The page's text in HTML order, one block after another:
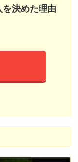
決めた理由